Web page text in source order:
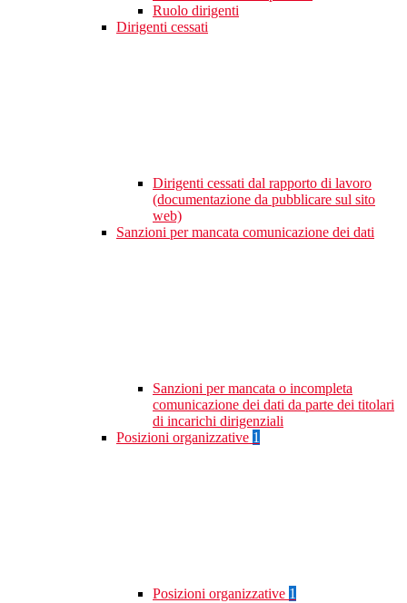
Ruolo dirigenti
Dirigenti cessati
Dirigenti cessati dal rapporto di lavoro
(documentazione da pubblicare sul sito
web)
Sanzioni per mancata comunicazione dei dati
Sanzioni per mancata o incompleta
comunicazione dei dati da parte dei titolari
di incarichi dirigenziali
Posizioni organizzative 1
Posizioni organizzative 1